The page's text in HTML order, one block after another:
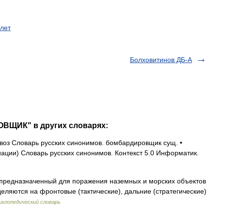
Болховитинов ДБ-А
в других словарях:
Словарь русских синонимов. бомбардировщик сущ. •
Словарь русских синонимов. Контекст 5.0 Информатик.
для поражения наземных и морских объектов
на фронтовые (тактические), дальние (стратегические)
словарь